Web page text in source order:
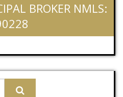
BROKER NMLS: